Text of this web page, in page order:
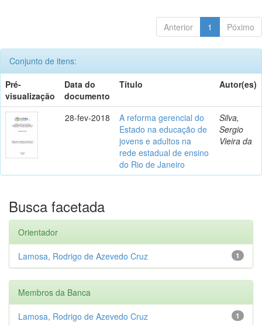
Anterior 1 Póximo
Conjunto de itens:
Pré-
visualização
Data do
documento
Título Autor(es)
28-fev-2018
A reforma gerencial do
Estado na educação de
jovens e adultos na
rede estadual de ensino
do Rio de Janeiro
Silva,
Sergio
Vieira da
Busca facetada
Orientador
1
Lamosa, Rodrigo de Azevedo Cruz
Membros da Banca
1
Lamosa, Rodrigo de Azevedo Cruz